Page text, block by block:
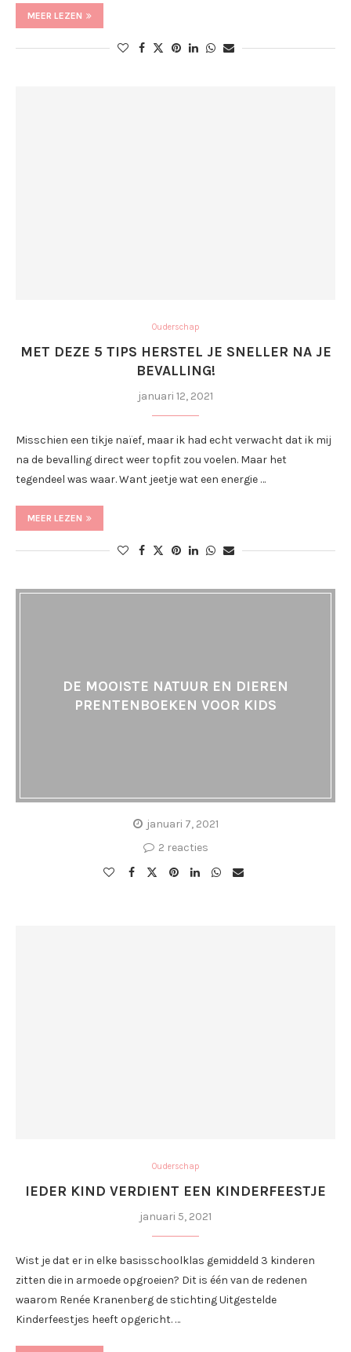
MEER LEZEN
Ouderschap
MET DEZE 5 TIPS HERSTEL JE SNELLER NA JE
BEVALLING!
januari 12, 2021
Misschien een tikje naïef, maar ik had echt verwacht dat ik mij
na de bevalling direct weer topfit zou voelen. Maar het
tegendeel was waar. Want jeetje wat een energie …
MEER LEZEN
DE MOOISTE NATUUR EN DIEREN
PRENTENBOEKEN VOOR KIDS
januari 7, 2021
2 reacties
Ouderschap
IEDER KIND VERDIENT EEN KINDERFEESTJE
januari 5, 2021
Wist je dat er in elke basisschoolklas gemiddeld 3 kinderen
zitten die in armoede opgroeien? Dit is één van de redenen
waarom Renée Kranenberg de stichting Uitgestelde
Kinderfeestjes heeft opgericht. …